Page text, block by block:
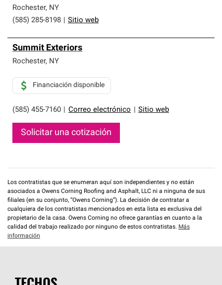
Rochester, NY
(585) 285-8198
Sitio web
Summit Exteriors
Rochester, NY
(585) 455-7160 Correo electrónico Sitio web
Financiación disponible
Solicitar una cotización
Los contratistas que se enumeran aquí son independientes y no están
asociados a Owens Corning Roofing and Asphalt, LLC ni a ninguna de sus
filiales (en su conjunto, “Owens Corning”). La decisión de contratar a
cualquiera de los contratistas mencionados en esta lista es exclusiva del
propietario de la casa. Owens Corning no ofrece garantías en cuanto a la
calidad del trabajo realizado por ninguno de estos contratistas. Más
información